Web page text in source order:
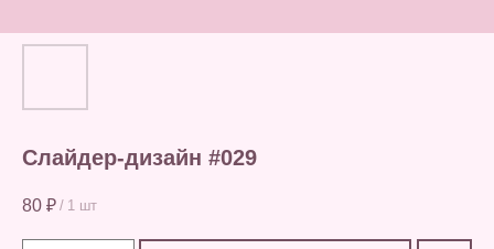
Слайдер-дизайн #029
80 ₽ / 1 шт